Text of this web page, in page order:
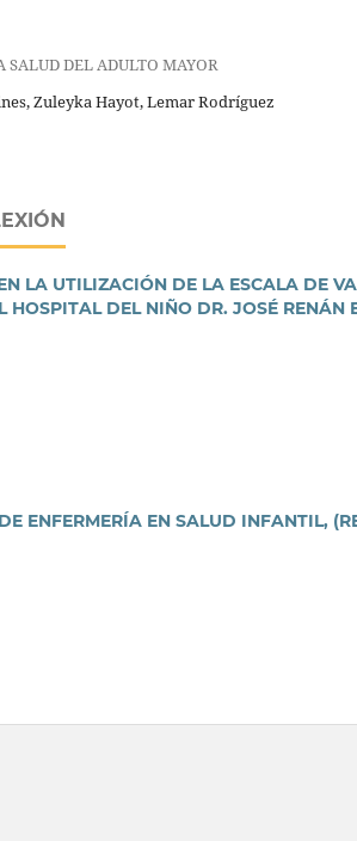
DEL ADULTO MAYOR
Zuleyka Hayot, Lemar Rodríguez
LA UTILIZACIÓN DE LA ESCALA DE
DEL NIÑO DR. JOSÉ RENÁN
ENFERMERÍA EN SALUD INFANTIL,